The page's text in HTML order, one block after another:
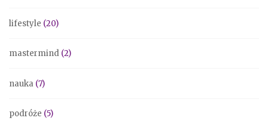
lifestyle (20)
mastermind (2)
nauka (7)
podróże (5)